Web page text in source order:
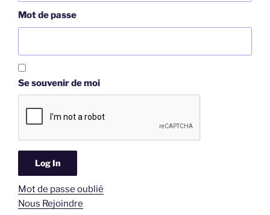
Mot de passe
Se souvenir de moi
Mot de passe oublié
Nous Rejoindre